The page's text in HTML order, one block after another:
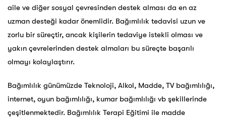
aile ve diğer sosyal çevresinden destek alması da en az
uzman desteği kadar önemlidir. Bağımlılık tedavisi uzun ve
zorlu bir süreçtir, ancak kişilerin tedaviye istekli olması ve
yakın çevrelerinden destek almaları bu süreçte başarılı
olmayı kolaylaştırır.
Bağımlılık günümüzde Teknoloji, Alkol, Madde, TV bağımlılığı,
internet, oyun bağımlılığı, kumar bağımlılığı vb şekillerinde
çeşitlenmektedir. Bağımlılık Terapi Eğitimi ile madde